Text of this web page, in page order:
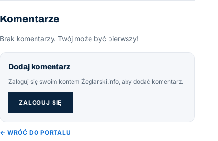
Komentarze
Brak komentarzy. Twój może być pierwszy!
Dodaj komentarz
Zaloguj się swoim kontem Żeglarski.info, aby dodać komentarz.
ZALOGUJ SIĘ
← WRÓĆ DO PORTALU